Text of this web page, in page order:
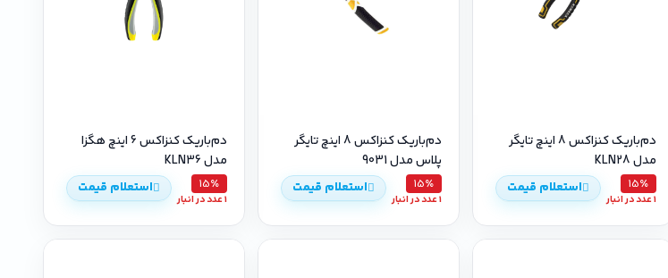
دم‌باریک کنزاکس 8 اینچ تایگر
مدل KLN28
15٪
1 عدد در انبار
استعلام قیمت
دم‌باریک کنزاکس 8 اینچ تایگر
پلاس مدل 9031
15٪
1 عدد در انبار
استعلام قیمت
دم‌باریک کنزاکس 6 اینچ هگزا
مدل KLN36
15٪
1 عدد در انبار
استعلام قیمت